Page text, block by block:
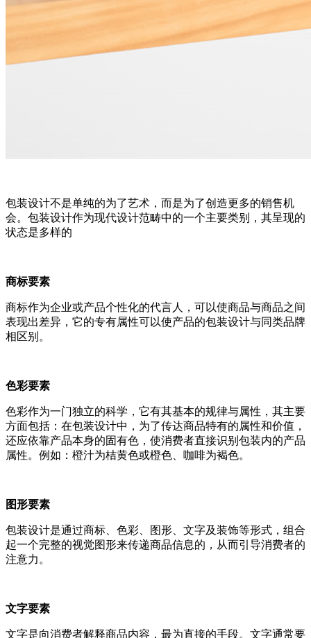
包装设计不是单纯的为了艺术，而是为了创造更多的销售机
会。包装设计作为现代设计范畴中的一个主要类别，其呈现的
状态是多样的
商标要素
商标作为企业或产品个性化的代言人，可以使商品与商品之间
表现出差异，它的专有属性可以使产品的包装设计与同类品牌
相区别。
色彩要素
色彩作为一门独立的科学，它有其基本的规律与属性，其主要
方面包括：在包装设计中，为了传达商品特有的属性和价值，
还应依靠产品本身的固有色，使消费者直接识别包装内的产品
属性。例如：橙汁为桔黄色或橙色、咖啡为褐色。
图形要素
包装设计是通过商标、色彩、图形、文字及装饰等形式，组合
起一个完整的视觉图形来传递商品信息的，从而引导消费者的
注意力。
文字要素
文字是向消费者解释商品内容，最为直接的手段。文字通常要